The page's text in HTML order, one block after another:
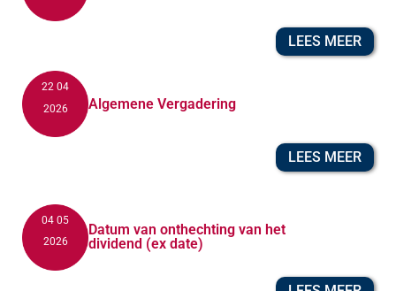
LEES MEER
22 04
2026
Algemene Vergadering
LEES MEER
04 05
2026
Datum van onthechting van het
dividend (ex date)